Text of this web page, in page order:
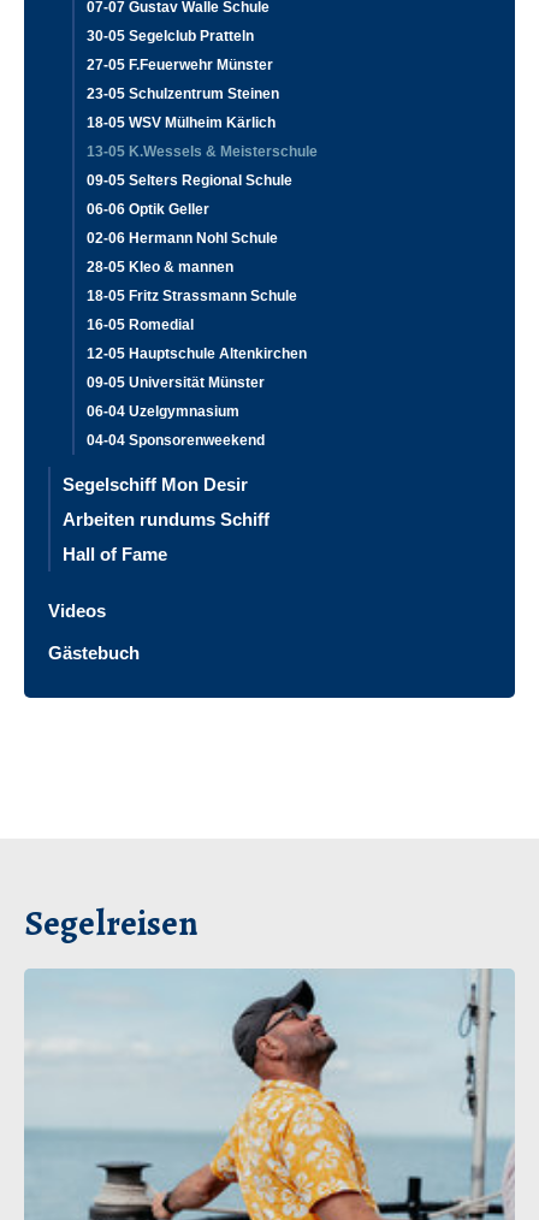
07-07 Gustav Walle Schule
30-05 Segelclub Pratteln
27-05 F.Feuerwehr Münster
23-05 Schulzentrum Steinen
18-05 WSV Mülheim Kärlich
13-05 K.Wessels & Meisterschule
09-05 Selters Regional Schule
06-06 Optik Geller
02-06 Hermann Nohl Schule
28-05 Kleo & mannen
18-05 Fritz Strassmann Schule
16-05 Romedial
12-05 Hauptschule Altenkirchen
09-05 Universität Münster
06-04 Uzelgymnasium
04-04 Sponsorenweekend
Segelschiff Mon Desir
Arbeiten rundums Schiff
Hall of Fame
Videos
Gästebuch
Segelreisen